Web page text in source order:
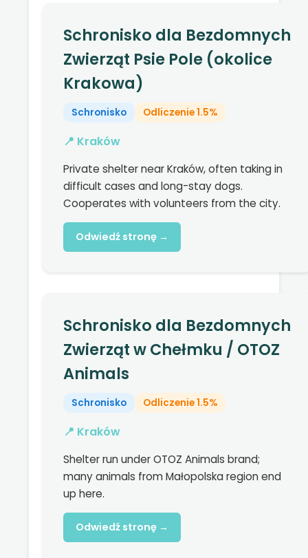
Schronisko dla Bezdomnych
Zwierząt Psie Pole (okolice
Krakowa)
Schronisko Odliczenie 1.5%
📍 Kraków
Private shelter near Kraków, often taking in
difficult cases and long-stay dogs.
Cooperates with volunteers from the city.
Odwiedź stronę →
Schronisko dla Bezdomnych
Zwierząt w Chełmku / OTOZ
Animals
Schronisko Odliczenie 1.5%
📍 Kraków
Shelter run under OTOZ Animals brand;
many animals from Małopolska region end
up here.
Odwiedź stronę →